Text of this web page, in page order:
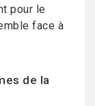
pour le
face à
de la